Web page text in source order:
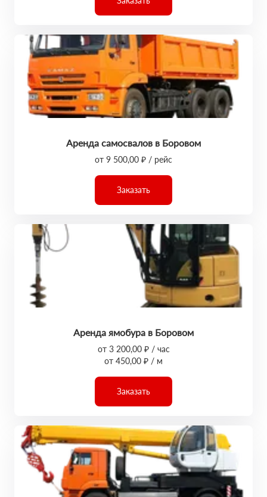
Аренда самосвалов в Боровом
от 9 500,00 ₽ / рейс
Заказать
Аренда ямобура в Боровом
от 3 200,00 ₽ / час
от 450,00 ₽ / м
Заказать